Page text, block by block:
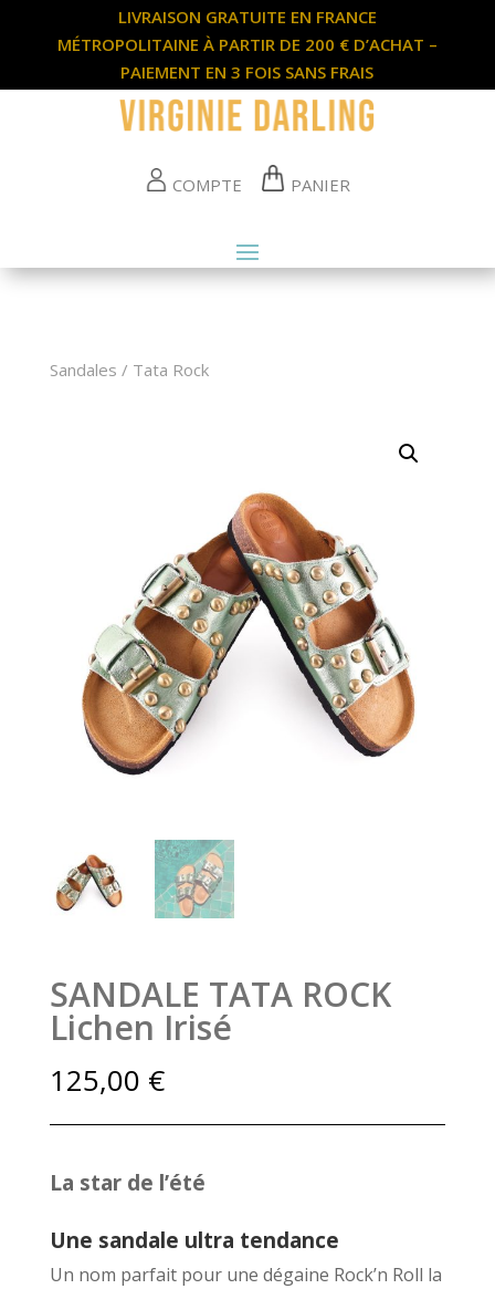
LIVRAISON GRATUITE EN FRANCE
MÉTROPOLITAINE À PARTIR DE 200 € D’ACHAT –
PAIEMENT EN 3 FOIS SANS FRAIS
COMPTE PANIER
Sandales / Tata Rock
SANDALE TATA ROCK
Lichen Irisé
125,00 €
La star de l’été
Une sandale ultra tendance
Un nom parfait pour une dégaine Rock’n Roll la